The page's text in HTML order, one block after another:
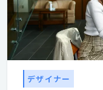
デザイナー